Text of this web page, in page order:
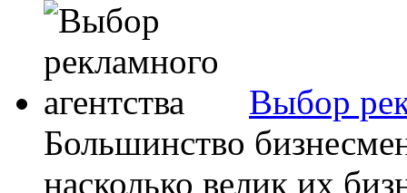
Выбор
Большинство
насколько велик их